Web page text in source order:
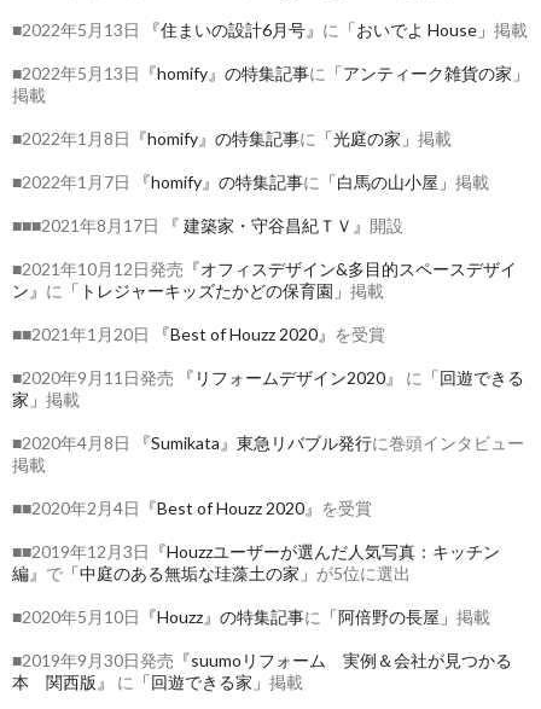
■2022年5月13日 『住まいの設計6月号』 に 「おいでよ House」 掲載
■2022年5月13日 『homify』の特集記事に 「アンティーク雑貨の家」
掲載
■2022年1月8日 『homify』の特集記事に 「光庭の家」 掲載
■2022年1月7日 『homify』の特集記事に 「白馬の山小屋」 掲載
■■■2021年8月17日 『 建築家・守谷昌紀ＴＶ』 開設
■2021年10月12日発売 『オフィスデザイン&多目的スペースデザイ
ン』 に 「トレジャーキッズたかどの保育園」 掲載
■■2021年1月20日 『Best of Houzz 2020』 を受賞
■2020年9月11日発売 『リフォームデザイン2020』 に 「回遊できる
家」 掲載
■2020年4月8日 『Sumikata』東急リバブル発行に巻頭インタビュー
掲載
■■2020年2月4日 『Best of Houzz 2020』 を受賞
■■2019年12月3日 『Houzzユーザーが選んだ人気写真：キッチン
編』 で 「中庭のある無垢な珪藻土の家」 が5位に選出
■2020年5月10日 『Houzz』の特集記事に 「阿倍野の長屋」 掲載
■2019年9月30日発売 『suumoリフォーム 実例＆会社が見つかる
本 関西版』
に 「回遊できる家」 掲載